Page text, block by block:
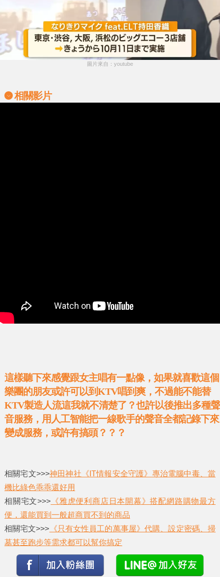
圖片來自：youtube
相關影片
這樣聽下來感覺跟女主唱有一點像，如果就喜歡這個
樂團的朋友或許可以到KTV唱到爽，不過能不能替
KTV製造人流這我就不清楚了？也許以後推出多種聲
音服務，用人工智能把一線歌手的聲音全都記錄下來
變成服務，或許有搞頭？？？
相關宅文>>>神田神社《IT情報安全守護》專治電腦中毒、當
機比綠色乖乖還好用
相關宅文>>> 《雅虎便利商店日本開幕》搭配網路購物最方
便，還能買到一般超商買不到的商品
相關宅文>>> 《只有女性員工的萬事屋》代購、設定密碼、掃
墓甚至跑步等需求都可以幫你搞定